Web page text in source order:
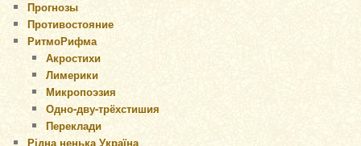
Прогнозы
Противостояние
РитмоРифма
Акростихи
Лимерики
Микропоэзия
Одно-дву-трёхстишия
Переклади
Рідна ненька Україна